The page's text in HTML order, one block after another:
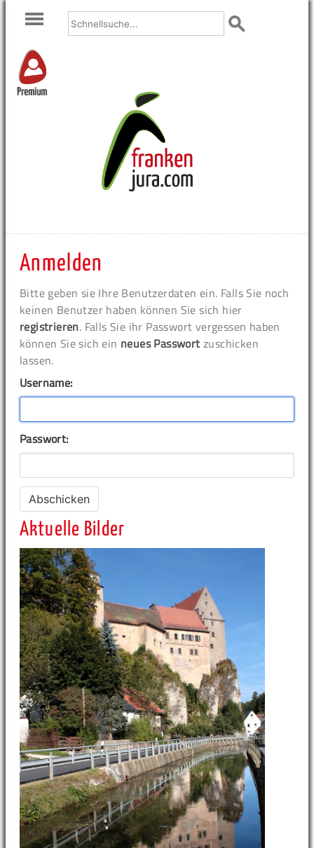
Premium
Anmelden
Bitte geben sie Ihre Benutzerdaten ein. Falls Sie noch
keinen Benutzer haben können Sie sich hier
registrieren. Falls Sie ihr Passwort vergessen haben
können Sie sich ein neues Passwort zuschicken
lassen.
Username:
Passwort:
Aktuelle Bilder